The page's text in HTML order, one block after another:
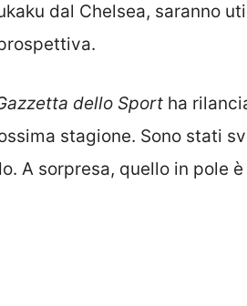
dal Chelsea, saranno
dello Sport ha
stagione. Sono stati
A sorpresa, quello in pole